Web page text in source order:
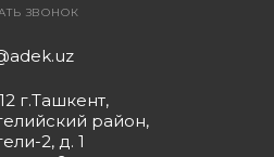
ЗВОНОК
г.Ташкент,
район,
2, д. 1